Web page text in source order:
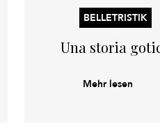
BELLETRISTIK
Una storia
Mehr lesen